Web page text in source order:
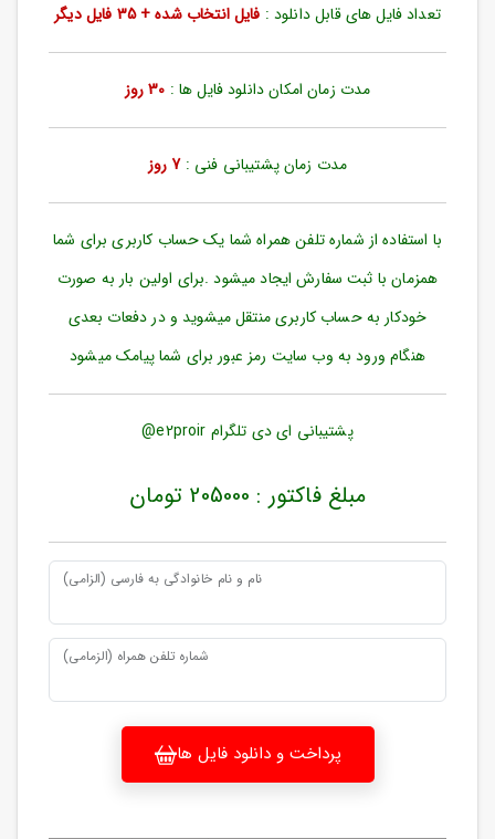
ورود
به
بازیابی
رمز
مندی
ها
تعداد فایل های قابل دانلود : فایل انتخاب شده + 35 فایل دیگر
مدت زمان امکان دانلود فایل ها : 30 روز
مدت زمان پشتیبانی فنی :7 روز
با استفاده از شماره تلفن همراه شما یک حساب کاربری برای شما
همزمان با ثبت سفارش ایجاد میشود .برای اولین بار به صورت
خودکار به حساب کاربری منتقل میشوید و در دفعات بعدی
هنگام ورود به وب سایت رمز عبور برای شما پیامک میشود
پشتیبانی ای دی تلگرام e2proir@
مبلغ فاکتور : 205000 تومان
نام و نام خانوادگی به فارسی (الزامی)
شماره تلفن همراه (الزمامی)
پرداخت و دانلود فایل ها